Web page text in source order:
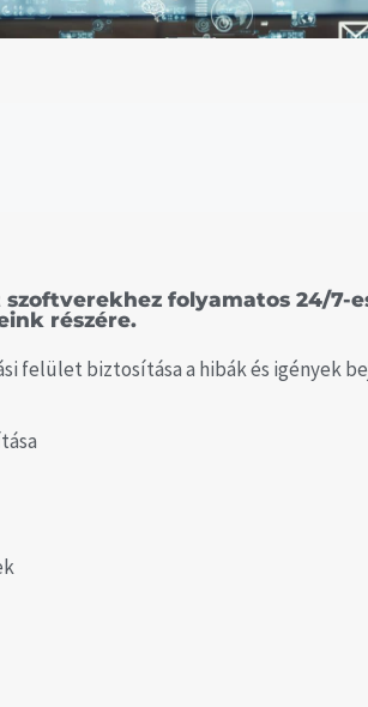
folyamatos 24/7-
részére.
felület biztosítása a hibák és igények